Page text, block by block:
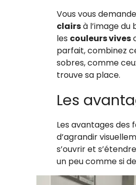
Vous vous
clairsà l’image
les couleurs vives
parfait, combinez
sobres, comme
trouve sa place.
Les
Les avantages des
d’agrandir
s’ouvrir et
un peu comme si